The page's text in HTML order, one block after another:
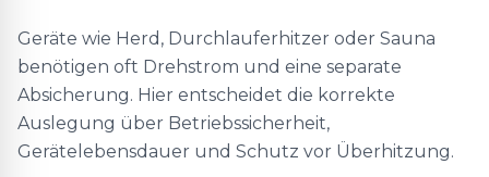
Geräte wie Herd, Durchlauferhitzer oder Sauna
benötigen oft Drehstrom und eine separate
Absicherung. Hier entscheidet die korrekte
Auslegung über Betriebssicherheit,
Gerätelebensdauer und Schutz vor Überhitzung.